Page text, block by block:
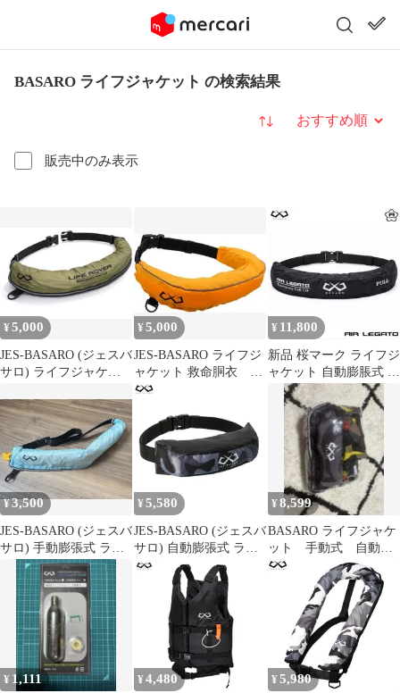
BASARO ライフジャケット の検索結果
販売中のみ表示
並び替え
¥5,000
JES-BASARO (ジェスバ
サロ) ライフジャケッ
¥5,000
JES-BASARO ライフジ
ャケット 救命胴衣 自
動膨張 ハイブリッド
¥ 11,800
新品 桜マーク ライフジ
ャケット 自動膨脹式 ボ
ンベ付き 型式承認品
¥3,500
JES-BASARO (ジェスバ
サロ) 手動膨張式 ライ
フジャケット
¥ 5,580
JES-BASARO (ジェスバ
サロ) 自動膨張式 ライ
フジャケット 救命胴衣
自動/手動双方対応モデ
ル 2Wayモデル 釣り 大
人用 子供 腰巻き 腰 ベ
ルトタイプ 日本国内メ
ーカー B-Life-Jac-LC-
MN/AT 日本語取扱説
CO2ボンベ搭載
¥8,599
BASARO ライフジャケ
ット 手動式 自動膨
張式 2本セット
¥ 1,111 ¥ 4,480 ¥ 5,980